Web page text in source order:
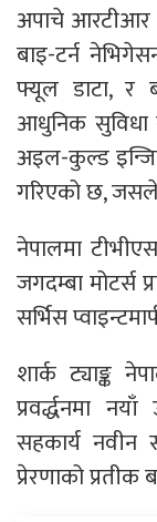
अपाचे आरटीआर
बाइ-टर्न
फ्यूल डाटा, र
आधुनिक सुविधा
अइल-कुल्ड
गरिएको छ, जसले
नेपालमा
जगदम्बा मोटर्स
सर्भिस
शार्क ट्याङ्क
प्रवर्द्धनमा
सहकार्य नवीन
प्रेरणाको